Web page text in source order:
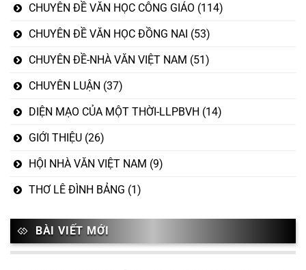
CHUYÊN ĐỀ VĂN HỌC CÔNG GIÁO (114)
CHUYÊN ĐỀ VĂN HỌC ĐỒNG NAI (53)
CHUYÊN ĐỀ-NHÀ VĂN VIỆT NAM (51)
CHUYÊN LUẬN (37)
DIỆN MẠO CỦA MỘT THỜI-LLPBVH (14)
GIỚI THIỆU (26)
HỘI NHÀ VĂN VIỆT NAM (9)
THƠ LÊ ĐÌNH BẢNG (1)
BÀI VIẾT MỚI